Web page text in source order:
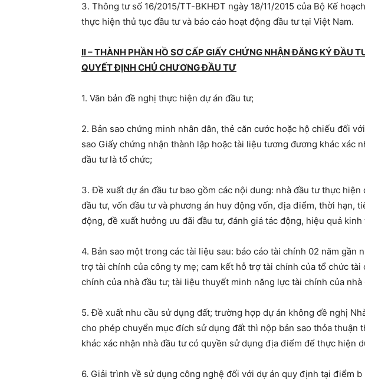
3. Thông tư số 16/2015/TT-BKHĐT ngày 18/11/2015 của Bộ Kế
thực hiện thủ tục đầu tư và báo cáo hoạt động đầu tư tại Việt Nam.
II – THÀNH PHẦN HỒ SƠ CẤP GIẤY CHỨNG NHẬN ĐĂNG KÝ ĐẦU
QUYẾT ĐỊNH CHỦ CHƯƠNG ĐẦU TƯ
1. Văn bản đề nghị thực hiện dự án đầu tư;
2. Bản sao chứng minh nhân dân, thẻ căn cước hoặc hộ chiếu đối
sao Giấy chứng nhận thành lập hoặc tài liệu tương đương khác xác
đầu tư là tổ chức;
3. Đề xuất dự án đầu tư bao gồm các nội dung: nhà đầu tư thực hiện
đầu tư, vốn đầu tư và phương án huy động vốn, địa điểm, thời hạn,
động, đề xuất hưởng ưu đãi đầu tư, đánh giá tác động, hiệu quả kinh
4. Bản sao một trong các tài liệu sau: báo cáo tài chính 02 năm gần
trợ tài chính của công ty mẹ; cam kết hỗ trợ tài chính của tổ chức tài
chính của nhà đầu tư; tài liệu thuyết minh năng lực tài chính của nhà
5. Đề xuất nhu cầu sử dụng đất; trường hợp dự án không đề nghị
cho phép chuyển mục đích sử dụng đất thì nộp bản sao thỏa thuận
khác xác nhận nhà đầu tư có quyền sử dụng địa điểm để thực hiện
6. Giải trình về sử dụng công nghệ đối với dự án quy định tại điểm